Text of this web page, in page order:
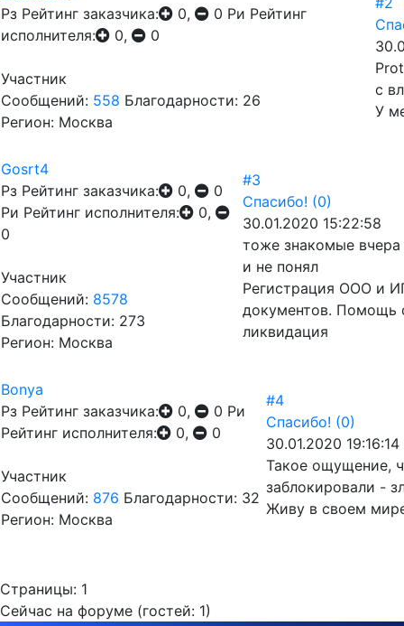
Рз Рейтинг заказчика: 0, 0 Ри Рейтинг
исполнителя:
0, 0
Участник
Сообщений: 558 Благодарности: 26
Регион: Москва
с
У
Gosrt4
Рз Рейтинг заказчика: 0,
0
Ри Рейтинг исполнителя:
0,
0
Участник
Сообщений: 8578
Благодарности: 273
Регион: Москва
#3
Спасибо! (0)
30.01.2020 15:22:58
тоже знакомые
и не понял
Регистрация ООО и
документов. Помощь
ликвидация
Bonya
Рз Рейтинг заказчика: 0, 0 Ри
Рейтинг исполнителя:
0, 0
Участник
Сообщений: 876 Благодарности: 32
Регион: Москва
#4
Спасибо! (0)
30.01.2020 19:16:14
Такое ощущение,
заблокировали -
Живу в своем
Страницы: 1
Сейчас на форуме (гостей: 1)